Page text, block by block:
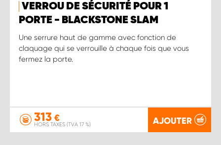
VERROU DE SÉCURITÉ POUR 1
PORTE - BLACKSTONE SLAM
Une serrure haut de gamme avec fonction de
claquage qui se verrouille à chaque fois que vous
fermez la porte.
313 €
HORS TAXES (TVA 17 %) AJOUTER